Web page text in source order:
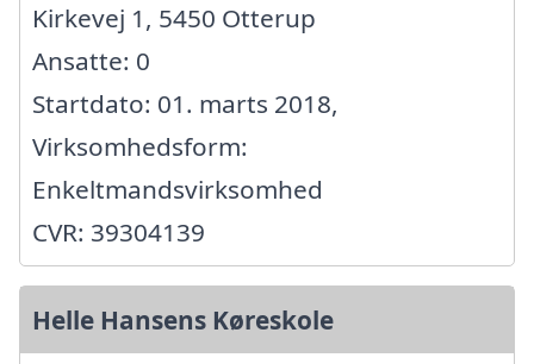
Kirkevej 1, 5450 Otterup
Ansatte: 0
Startdato: 01. marts 2018,
Virksomhedsform:
Enkeltmandsvirksomhed
CVR: 39304139
Helle Hansens Køreskole